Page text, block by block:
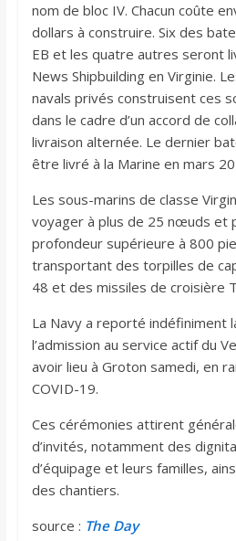
nom de bloc IV. Chacun coûte
dollars à construire. Six des
EB et les quatre autres seront
News Shipbuilding en Virginie.
navals privés construisent ces
dans le cadre d’un accord de
livraison alternée. Le dernier
être livré à la Marine en mars
Les sous-marins de classe
voyager à plus de 25 nœuds et
profondeur supérieure à 800
transportant des torpilles de
48 et des missiles de croisière
La Navy a reporté indéfiniment
l’admission au service actif du
avoir lieu à Groton samedi, en
COVID-19.
Ces cérémonies attirent
d’invités, notamment des
d’équipage et leurs familles,
des chantiers.
source : The Day